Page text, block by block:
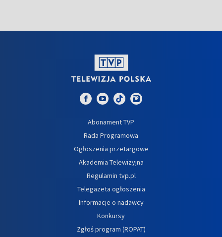
Abonament TVP
Rada Programowa
Ogłoszenia przetargowe
Akademia Telewizyjna
Regulamin tvp.pl
Telegazeta ogłoszenia
Informacje o nadawcy
Konkursy
Zgłoś program (ROPAT)